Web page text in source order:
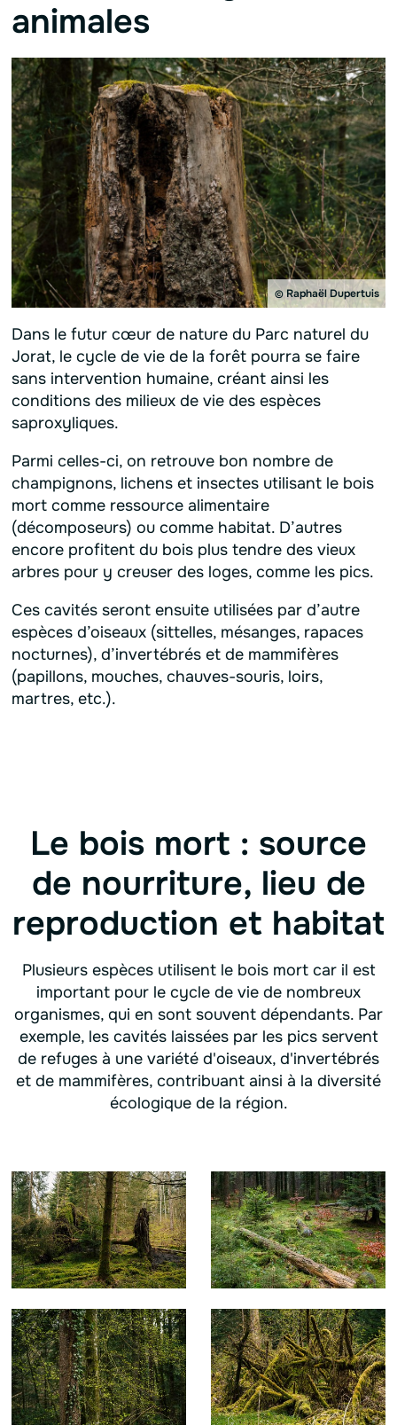
animales
©Raphaël Dupertuis
Dans le futur cœur de nature du Parc naturel du
Jorat, le cycle de vie de la forêt pourra se faire
sans intervention humaine, créant ainsi les
conditions des milieux de vie des espèces
saproxyliques.
Parmi celles-ci, on retrouve bon nombre de
champignons, lichens et insectes utilisant le bois
mort comme ressource alimentaire
(décomposeurs) ou comme habitat. D’autres
encore profitent du bois plus tendre des vieux
arbres pour y creuser des loges, comme les pics.
Ces cavités seront ensuite utilisées par d’autre
espèces d’oiseaux (sittelles, mésanges, rapaces
nocturnes), d’invertébrés et de mammifères
(papillons, mouches, chauves-souris, loirs,
martres, etc.).
Le bois mort : source
de nourriture, lieu de
reproduction et habitat
Plusieurs espèces utilisent le bois mort car il est
important pour le cycle de vie de nombreux
organismes, qui en sont souvent dépendants. Par
exemple, les cavités laissées par les pics servent
de refuges à une variété d'oiseaux, d'invertébrés
et de mammifères, contribuant ainsi à la diversité
écologique de la région.